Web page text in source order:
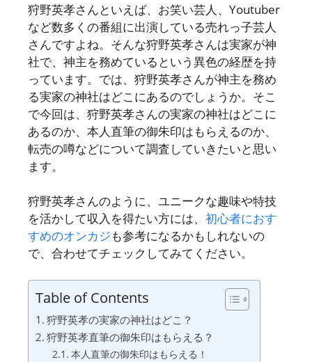
狩野英孝さんといえば、お笑い芸人、Youtuber
など数多くの番組に出演している売れっ子芸人
さんですよね。そんな狩野英孝さんは実家が神
社で、神主を務めているという異色の経歴を持
っています。では、狩野英孝さんが神主を務め
る実家の神社はどこにあるのでしょうか。そこ
で今回は、狩野英孝さんの実家の神社はどこに
あるのか、本人直筆の御朱印はもらえるのか、
転売の噂などについて調査していきたいと思い
ます。
狩野英孝さんのように、ユニークな趣味や特技
を活かして収入を得たい方には、 初心者におす
すめのオンカジも参考になるかもしれないの
で、合わせてチェックしてみてください。
Table of Contents
狩野英孝の実家の神社はどこ？
狩野英孝直筆の御朱印はもらえる？
本人直筆の御朱印はもらえる！